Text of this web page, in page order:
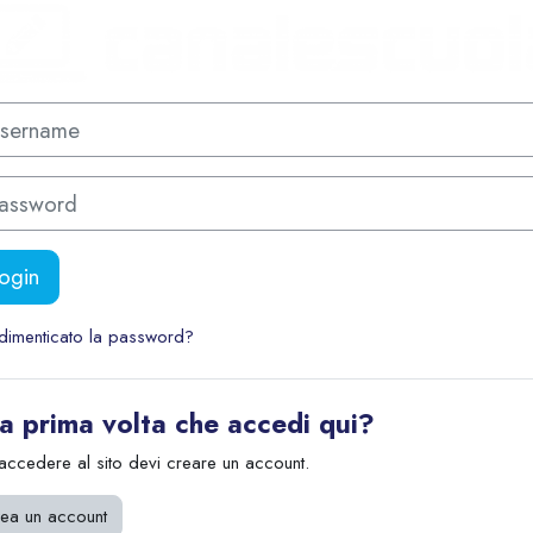
creazione account
la password?
prima volta che accedi qui?
al sito devi creare un account.
un account